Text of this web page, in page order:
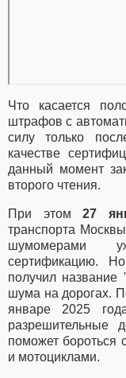
Что касается
штрафов с
силу только
качестве
данный момент
второго чтения.
При этом27
транспорта
шумомерами
сертификацию.
получил
шума на дорогах.
январе 2025
разрешительные
поможет бороться
и мотоциклами.